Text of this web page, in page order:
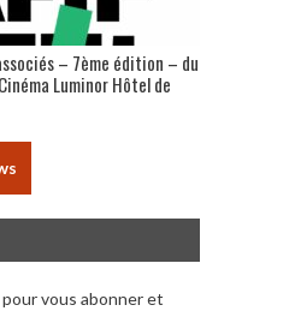
– 7ème édition – du
Luminor Hôtel de
vous abonner et